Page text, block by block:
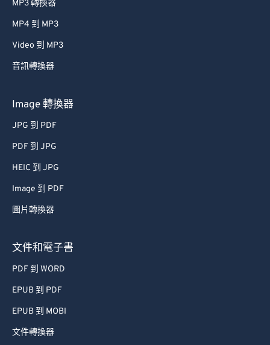
MP3 轉換器
MP4 到 MP3
Video 到 MP3
音訊轉換器
Image 轉換器
JPG 到 PDF
PDF 到 JPG
HEIC 到 JPG
Image 到 PDF
圖片轉換器
文件和電子書
PDF 到 WORD
EPUB 到 PDF
EPUB 到 MOBI
文件轉換器